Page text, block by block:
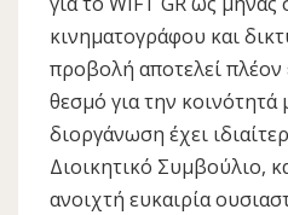
κινηματογράφου και
προβολή αποτελεί πλέον
θεσμό για την κοινότητά
διοργάνωση έχει
Διοικητικό Συμβούλιο,
ανοιχτή ευκαιρία